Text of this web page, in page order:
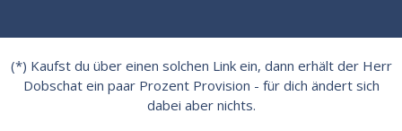
(*) Kaufst du über einen solchen Link ein, dann erhält der Herr
Dobschat ein paar Prozent Provision - für dich ändert sich
dabei aber nichts.